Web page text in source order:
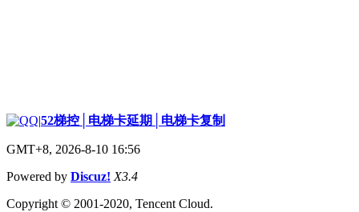
|52梯控│电梯卡延期│电梯卡复制
GMT+8, 2026-8-10 16:56
Powered by Discuz! X3.4
Copyright © 2001-2020, Tencent Cloud.